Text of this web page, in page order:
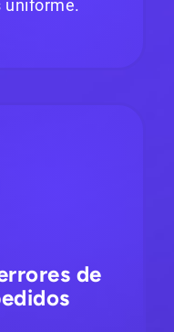
uniforme.
de